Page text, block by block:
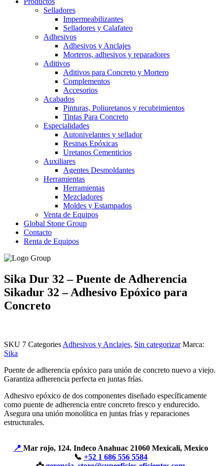
Selladores
Impermeabilizantes
Selladores y Calafateo
Adhesivos
Adhesivos y Anclajes
Morteros, adhesivos y reparadores
Aditivos
Aditivos para Concreto y Mortero
Complementos
Accesorios
Acabados
Pinturas, Poliuretanos y recubrimientos
Tintas Para Concreto
Especialidades
Autonivelantes y sellador
Resinas Epóxicas
Uretanos Cementicios
Auxiliares
Agentes Desmoldantes
Herramientas
Herramientas
Mezcladores
Moldes y Estampados
Venta de Equipos
Global Stone Group
Contacto
Renta de Equipos
Sika Dur 32 – Puente de Adherencia
Sikadur 32 – Adhesivo Epóxico para
Concreto
SKU 7 Categories Adhesivos y Anclajes, Sin categorizar Marca:
Sika
Puente de adherencia epóxico para unión de concreto nuevo a viejo.
Garantiza adherencia perfecta en juntas frías.
Adhesivo epóxico de dos componentes diseñado específicamente
como puente de adherencia entre concreto fresco y endurecido.
Asegura una unión monolítica en juntas frías y reparaciones
estructurales.
📍 Mar rojo, 124. Indeco Anahuac 21060 Mexicali, Mexico
📞 +52 1 686 556 5584